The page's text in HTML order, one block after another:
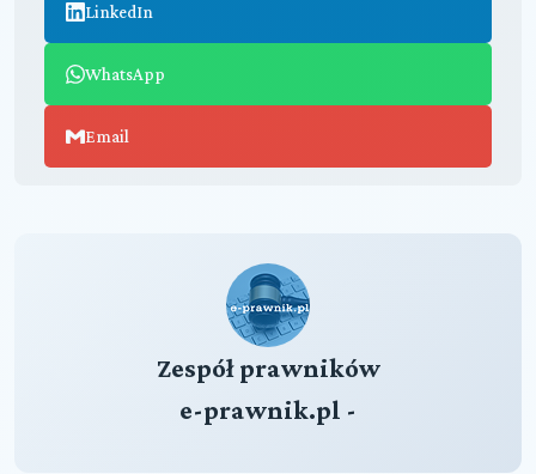
LinkedIn
WhatsApp
Email
Zespół prawników
e-prawnik.pl -